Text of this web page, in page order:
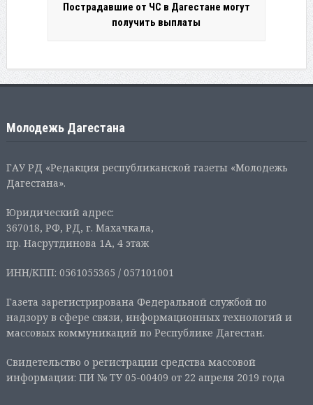
Пострадавшие от ЧС в Дагестане могут
получить выплаты
Молодежь Дагестана
ГАУ РД «Редакция республиканской газеты «Молодежь
Дагестана».
Юридический адрес:
367018, РФ, РД, г. Махачкала,
пр. Насрутдинова 1А, 4 этаж
ИНН/КПП: 0561055365 / 057101001
Газета зарегистрирована Федеральной службой по
надзору в сфере связи, информационных технологий и
массовых коммуникаций по Республике Дагестан.
Свидетельство о регистрации средства массовой
информации: ПИ № ТУ 05-00409 от 22 апреля 2019 года